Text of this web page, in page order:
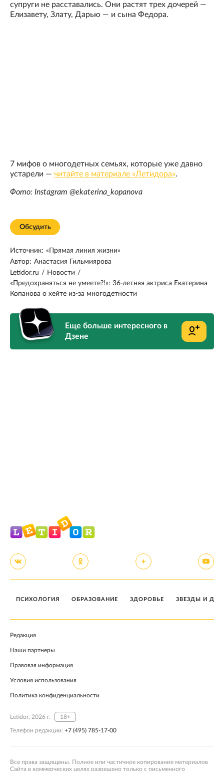
супруги не расставались. Они растят трех дочерей —
Елизавету, Злату, Дарью — и сына Федора.
7 мифов о многодетных семьях, которые уже давно
устарели — читайте в материале «Летидора».
Фото: Instagram @ekaterina_kopanova
Обсудить
Источник: «Прямая линия жизни»
Автор: Анастасия Гильмиярова
Letidor.ru / Новости /
«Предохраняться не умеете?!»: 36-летняя актриса Екатерина
Копанова о хейте из-за многодетности
Еще больше интересного в
Дзене
ПСИХОЛОГИЯ ОБРАЗОВАНИЕ ЗДОРОВЬЕ ЗВЕЗДЫ И
Редакция
Наши партнеры
Правовая информация
Условия использования
Политика конфиденциальности
Letidor, 2026 г. 18+
Телефон редакции: +7 (495) 785-17-00
Все права защищены. Полное или частичное копирование материалов
Сайта в коммерческих целях разрешено только с письменного